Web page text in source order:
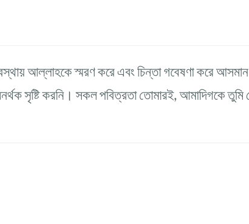
আল্লাহকে স্মরণ করে এবং চিন্তা গবেষণা করে
সৃষ্টি করনি। সকল পবিত্রতা তোমারই, আমাদিগকে তুমি